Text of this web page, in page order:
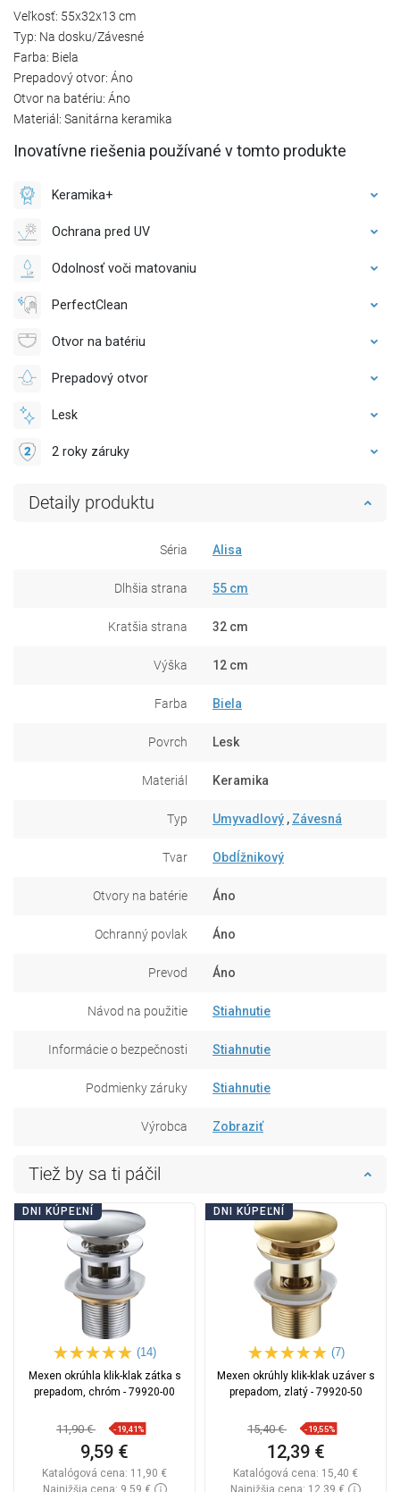
Veľkosť: 55x32x13 cm
Typ: Na dosku/Závesné
Farba: Biela
Prepadový otvor: Áno
Otvor na batériu: Áno
Materiál: Sanitárna keramika
Inovatívne riešenia používané v tomto produkte
Keramika+
Ochrana pred UV
Odolnosť voči matovaniu
PerfectClean
Otvor na batériu
Prepadový otvor
Lesk
2 roky záruky
Detaily produktu
Séria Alisa
Dlhšia strana 55 cm
Kratšia strana 32 cm
Výška 12 cm
Farba Biela
Povrch Lesk
Materiál Keramika
Typ Umyvadlový , Závesná
Tvar Obdĺžnikový
Otvory na batérie Áno
Ochranný povlak Áno
Prevod Áno
Návod na použitie Stiahnutie
Informácie o bezpečnosti Stiahnutie
Podmienky záruky Stiahnutie
Výrobca Zobraziť
Tiež by sa ti páčil
DNI KÚPEĽNÍ
(14)
Mexen okrúhla klik-klak zátka s
prepadom, chróm - 79920-00
11,90 € -19,41%
9,59 €
Katalógová cena: 11,90 €
Najnižšia cena: 9,59 €
DNI KÚPEĽNÍ
(7)
Mexen okrúhly klik-klak uzáver s
prepadom, zlatý - 79920-50
15,40 € -19,55%
12,39 €
Katalógová cena: 15,40 €
Najnižšia cena: 12,39 €